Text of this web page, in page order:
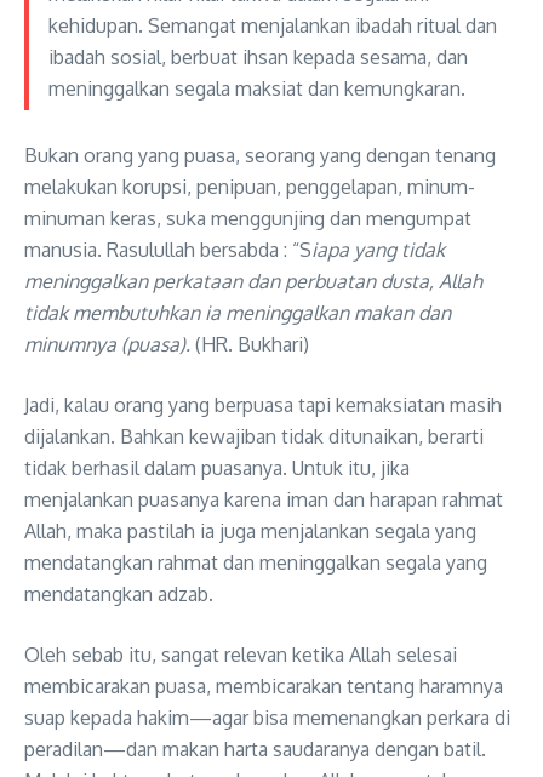
kehidupan. Semangat menjalankan ibadah ritual dan
ibadah sosial, berbuat ihsan kepada sesama, dan
meninggalkan segala maksiat dan kemungkaran.
Bukan orang yang puasa, seorang yang dengan tenang
melakukan korupsi, penipuan, penggelapan, minum-
minuman keras, suka menggunjing dan mengumpat
manusia. Rasulullah bersabda : “Siapa yang tidak
meninggalkan perkataan dan perbuatan dusta, Allah
tidak membutuhkan ia meninggalkan makan dan
minumnya (puasa). (HR. Bukhari)
Jadi, kalau orang yang berpuasa tapi kemaksiatan masih
dijalankan. Bahkan kewajiban tidak ditunaikan, berarti
tidak berhasil dalam puasanya. Untuk itu, jika
menjalankan puasanya karena iman dan harapan rahmat
Allah, maka pastilah ia juga menjalankan segala yang
mendatangkan rahmat dan meninggalkan segala yang
mendatangkan adzab.
Oleh sebab itu, sangat relevan ketika Allah selesai
membicarakan puasa, membicarakan tentang haramnya
suap kepada hakim—agar bisa memenangkan perkara di
peradilan—dan makan harta saudaranya dengan batil.